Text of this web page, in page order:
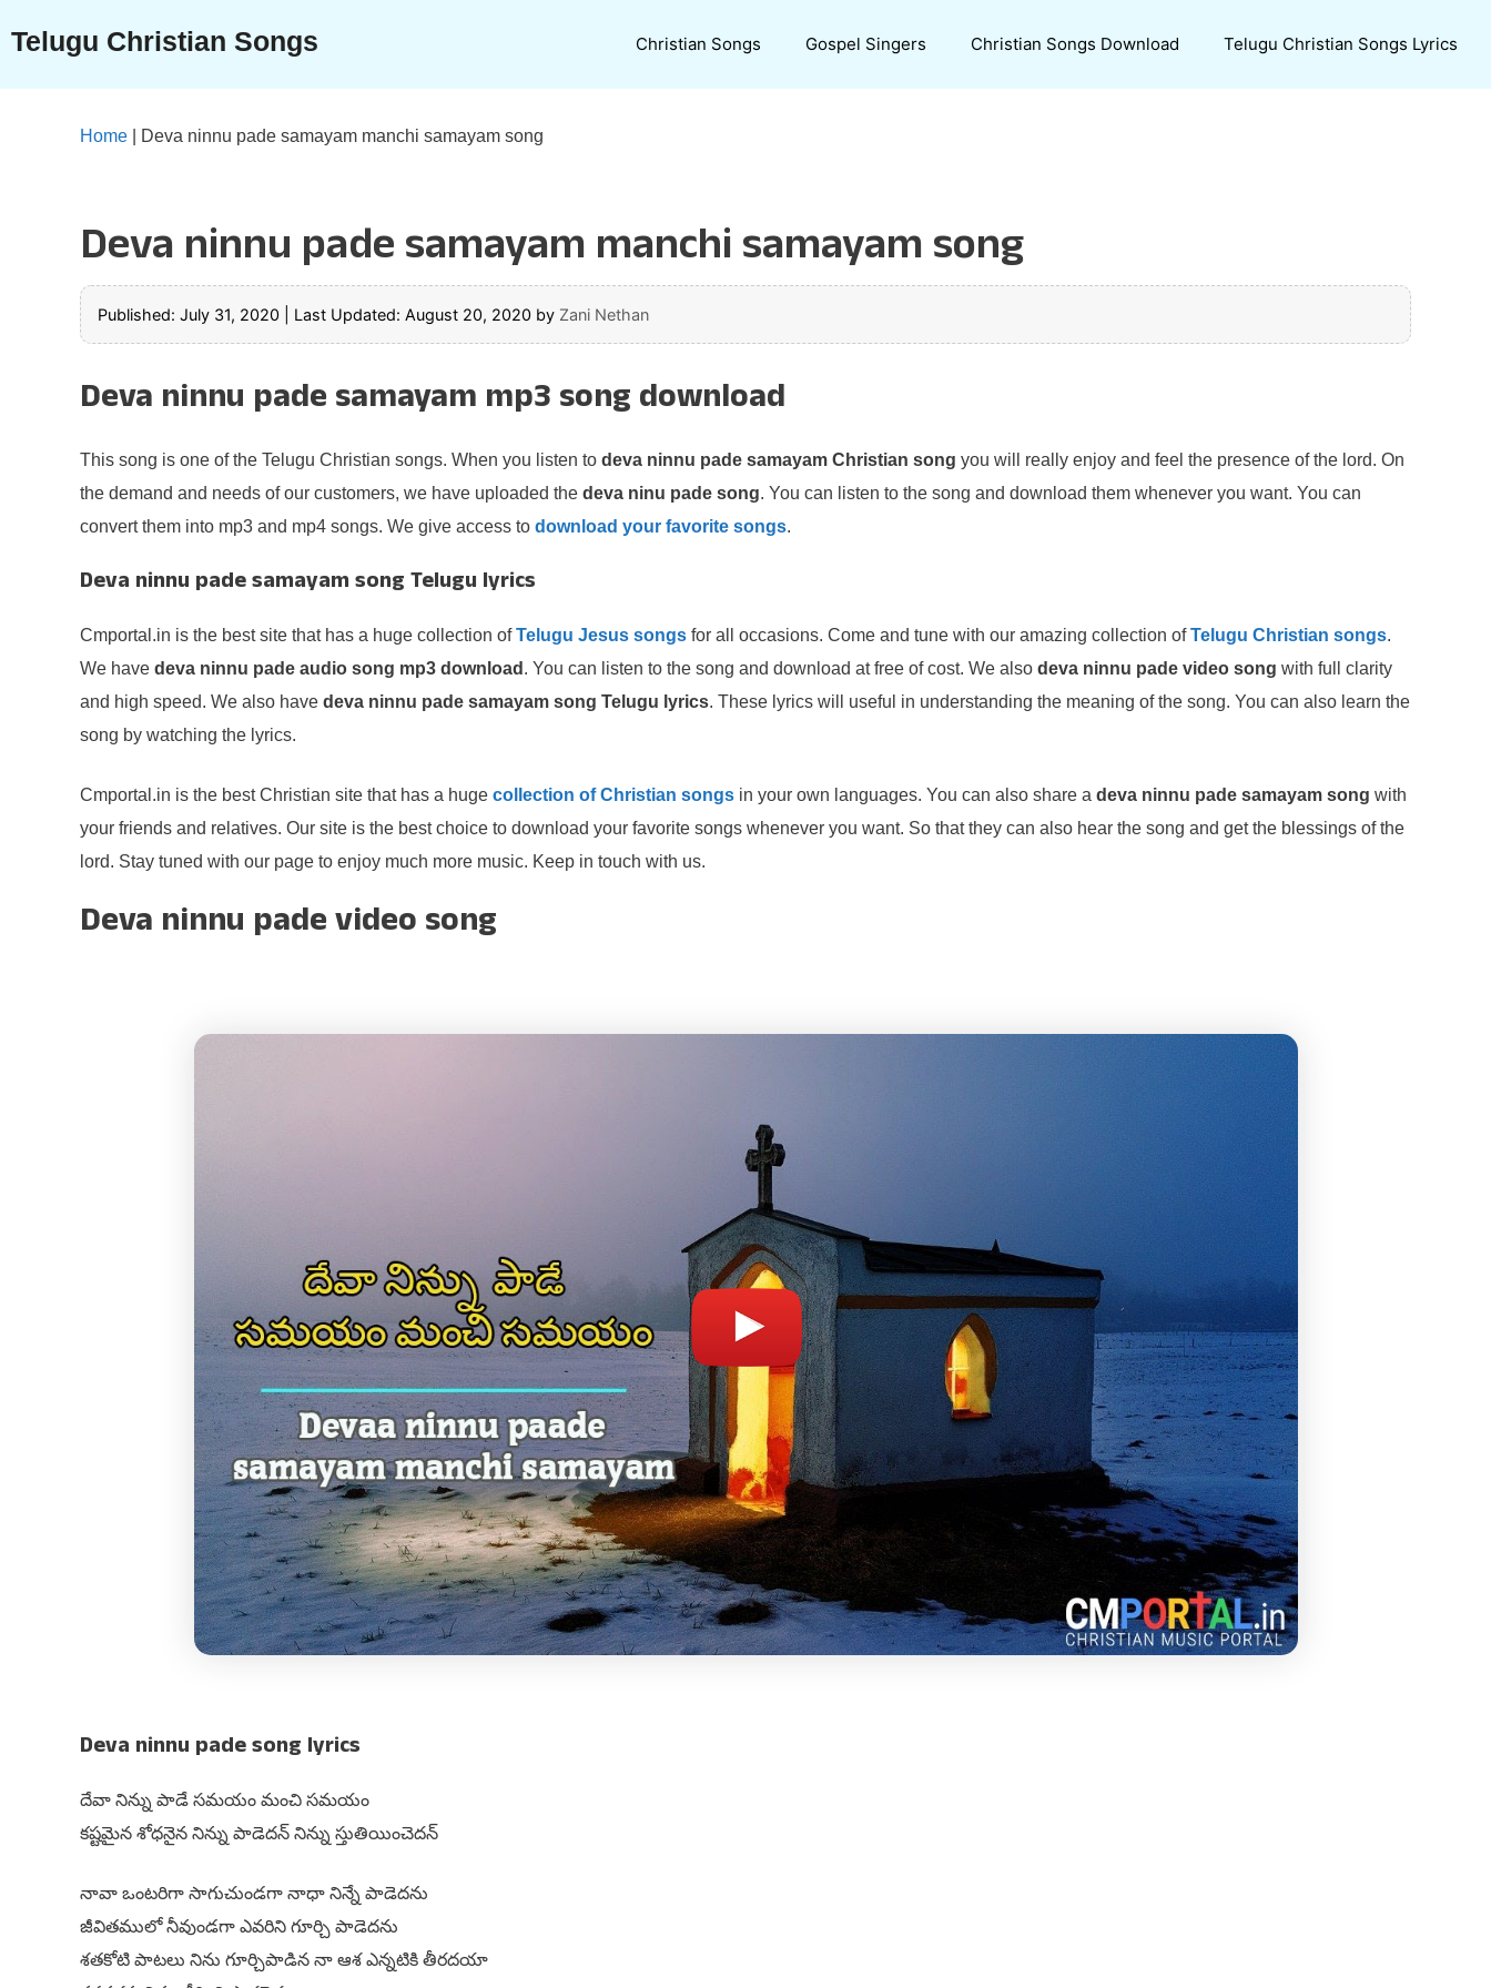
content
Telugu Christian Songs Christian Songs Gospel Singers Christian Songs Download Telugu Christian Songs Lyrics
Home Deva ninnu pade samayam manchi samayam song
Deva ninnu pade samayam manchi samayam song
Published: July 31, 2020 Last Updated: August 20, 2020 by Zani Nethan
Deva ninnu pade samayam mp3 song download
This song is one of the Telugu Christian songs. When you listen to deva ninnu pade samayam Christian song you will really enjoy and feel the presence of the lord. On
the demand and needs of our customers, we have uploaded the deva ninu pade song. You can listen to the song and download them whenever you want. You can
convert them into mp3 and mp4 songs. We give access to download your favorite songs.
Deva ninnu pade samayam song Telugu lyrics
Cmportal.in is the best site that has a huge collection ofTelugu Jesus songs for all occasions. Come and tune with our amazing collection ofTelugu Christian songs.
We have deva ninnu pade audio song mp3 download . You can listen to the song and download at free of cost. We also deva ninnu pade video song with full clarity
and high speed. We also have deva ninnu pade samayam song Telugu lyrics. These lyrics will useful in understanding the meaning of the song. You can also learn the
song by watching the lyrics.
Cmportal.in is the best Christian site that has a huge collection of Christian songs in your own languages. You can also share a deva ninnu pade samayam song with
your friends and relatives. Our site is the best choice to download your favorite songs whenever you want. So that they can also hear the song and get the blessings of the
lord. Stay tuned with our page to enjoy much more music. Keep in touch with us.
Deva ninnu pade video song
Deva ninnu pade song lyrics
దేవా నిన్ను పాడే సమయం మంచి సమయం
కష్టమైన శోధనైన నిన్ను పాడెదన్ నిన్ను స్తుతియించెదన్
నావా ఒంటరిగా సాగుచుండగా నాధా నిన్నే పాడెదను
జీవితములో నీవుండగా ఎవరిని గూర్చి పాడెదను
శతకోటి పాటలు నిను గూర్చిపాడిన నా ఆశ ఎన్నటికి తీరదయా